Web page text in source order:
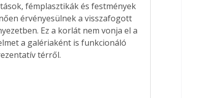
fémplasztikák és festmények
érvényesülnek a visszafogott
Ez a korlát nem vonja el a
a galériaként is funkcionáló
térről.